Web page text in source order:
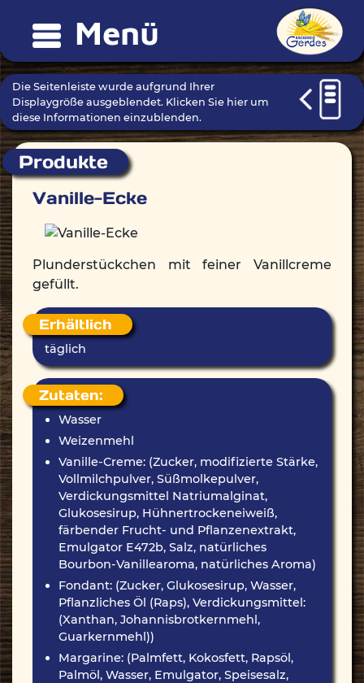
Menü
Die Seitenleiste wurde aufgrund Ihrer
Displaygröße ausgeblendet. Klicken Sie hier um
diese Informationen einzublenden.
Produkte
Vanille-Ecke
Plunderstückchen mit feiner Vanillcreme
gefüllt.
Erhältlich
täglich
Zutaten:
Wasser
Weizenmehl
Vanille-Creme: (Zucker, modifizierte Stärke,
Vollmilchpulver, Süßmolkepulver,
Verdickungsmittel Natriumalginat,
Glukosesirup, Hühnertrockeneiweiß,
färbender Frucht- und Pflanzenextrakt,
Emulgator E472b, Salz, natürliches
Bourbon-Vanillearoma, natürliches Aroma)
Fondant: (Zucker, Glukosesirup, Wasser,
Pflanzliches Öl (Raps), Verdickungsmittel:
(Xanthan, Johannisbrotkernmehl,
Guarkernmehl))
Margarine: (Palmfett, Kokosfett, Rapsöl,
Palmöl, Wasser, Emulgator, Speisesalz,